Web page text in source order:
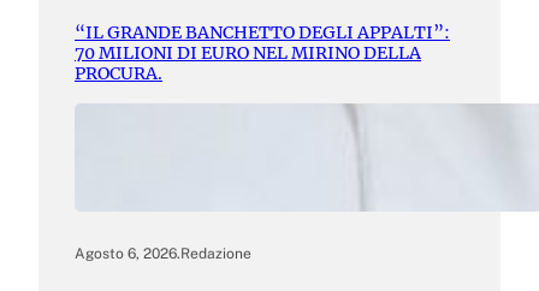
“IL GRANDE BANCHETTO DEGLI APPALTI”:
70 MILIONI DI EURO NEL MIRINO DELLA
PROCURA.
Agosto 6, 2026.Redazione